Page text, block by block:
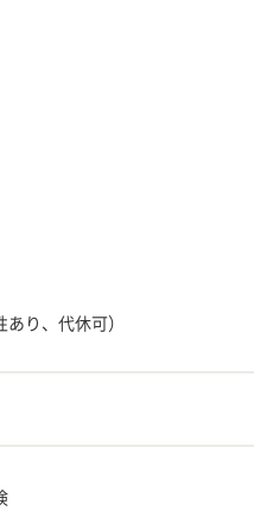
り、代休可）